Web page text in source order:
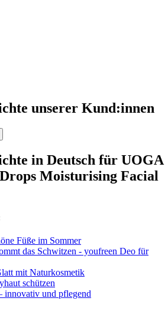
unserer Kund:innen
in Deutsch für UOGA
Moisturising Facial
Füße im Sommer
das Schwitzen - youfreen Deo für
mit Naturkosmetik
schützen
innovativ und pflegend